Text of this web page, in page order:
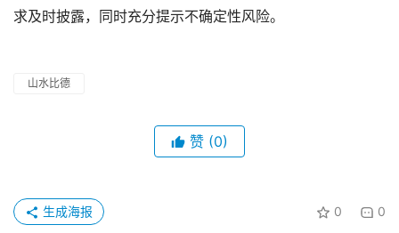
求及时披露，同时充分提示不确定性风险。
山水比德
赞 (0)
0 0
生成海报